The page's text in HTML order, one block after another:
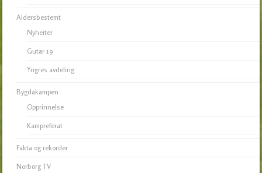
Aldersbestemt
Nyheiter
Gutar 19
Yngres avdeling
Bygdakampen
Opprinnelse
Kampreferat
Fakta og rekorder
Norborg TV